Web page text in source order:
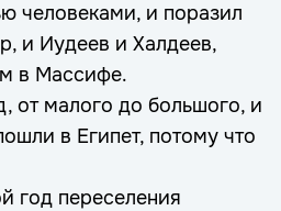
человеками, и поразил
и Иудеев и Халдеев,
в Массифе.
от малого до большого, и
в Египет, потому что
год переселения